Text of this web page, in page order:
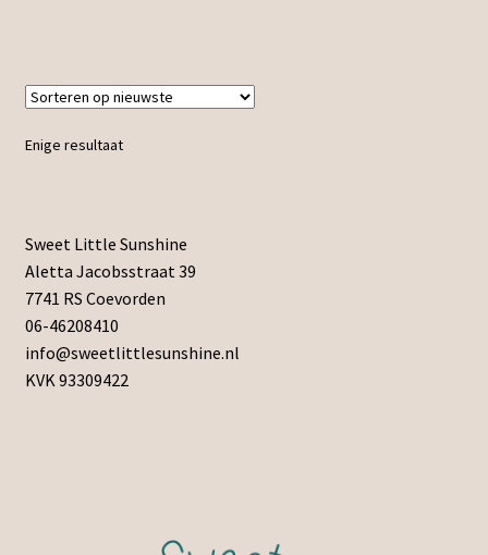
Enige resultaat
Sweet Little Sunshine
Aletta Jacobsstraat 39
7741 RS Coevorden
06-46208410
info@sweetlittlesunshine.nl
KVK 93309422